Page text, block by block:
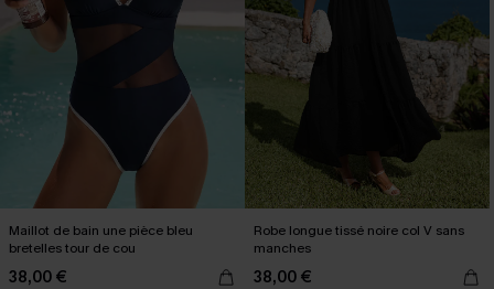
Maillot de bain une pièce bleu
bretelles tour de cou
38,00 €
Robe longue tissé noire col V sans
manches
38,00 €